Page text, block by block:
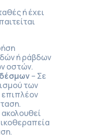
ή έχει
ή ράβδων
οστών.
– Σε
των
επιπλέον
ακολουθεί